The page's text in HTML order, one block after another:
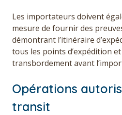
Les importateurs doivent
mesure de fournir des
démontrant l’itinéraire
tous les points d’expédition et
transbordement avant
Opérations
transit